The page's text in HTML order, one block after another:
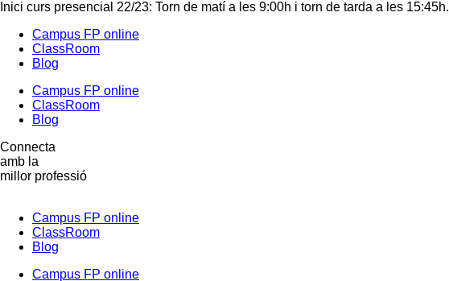
Inici curs presencial 22/23: Torn de matí a les 9:00h i torn de tarda a les 15:45h.
Campus FP online
ClassRoom
Blog
Campus FP online
ClassRoom
Blog
Connecta
amb la
millor professió
Campus FP online
ClassRoom
Blog
Campus FP online